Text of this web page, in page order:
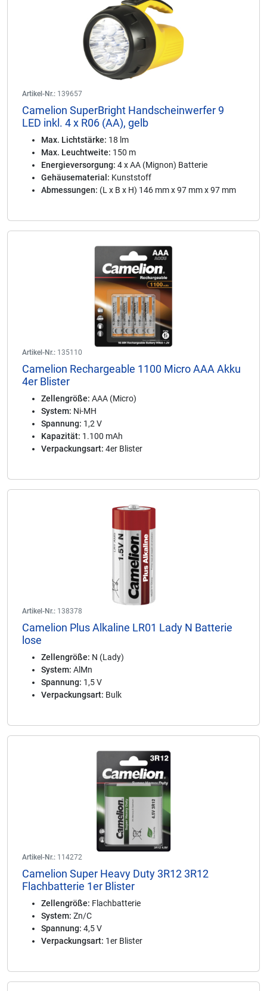
Artikel-Nr.: 139657
Camelion SuperBright Handscheinwerfer 9
LED inkl. 4 x R06 (AA), gelb
Max. Lichtstärke: 18 lm
Max. Leuchtweite: 150 m
Energieversorgung: 4 x AA (Mignon) Batterie
Gehäusematerial: Kunststoff
Abmessungen: (L x B x H) 146 mm x 97 mm x 97 mm
Artikel-Nr.: 135110
Camelion Rechargeable 1100 Micro AAA Akku
4er Blister
Zellengröße: AAA (Micro)
System: Ni-MH
Spannung: 1,2 V
Kapazität: 1.100 mAh
Verpackungsart: 4er Blister
Artikel-Nr.: 138378
Camelion Plus Alkaline LR01 Lady N Batterie
lose
Zellengröße: N (Lady)
System: AlMn
Spannung: 1,5 V
Verpackungsart: Bulk
Artikel-Nr.: 114272
Camelion Super Heavy Duty 3R12 3R12
Flachbatterie 1er Blister
Zellengröße: Flachbatterie
System: Zn/C
Spannung: 4,5 V
Verpackungsart: 1er Blister